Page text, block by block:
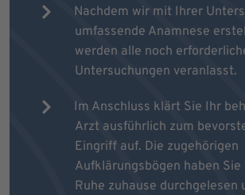
Nachdem wir mit Ihrer
umfassende Anamnese
werden alle noch
Untersuchungen veranlasst.
Im Anschluss klärt Sie Ihr
Arzt ausführlich zum
Eingriff auf. Die zugehörigen
Aufklärungsbögen haben
Ruhe zuhause durchgelesen